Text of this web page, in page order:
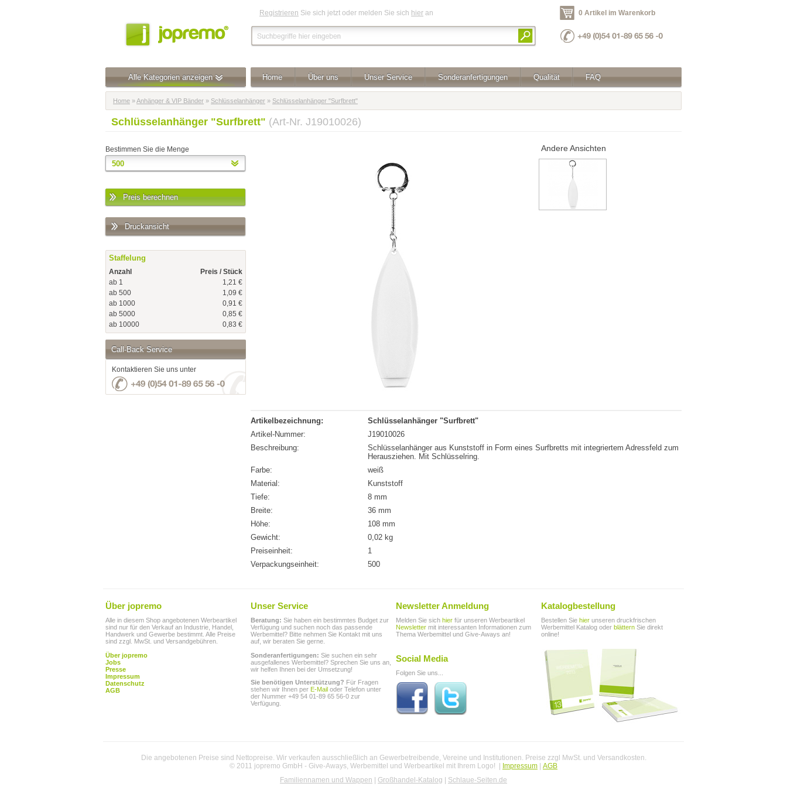
Registrieren Sie sich jetzt oder melden Sie sich hier an 0 Artikel im Warenkorb
Alle Kategorien anzeigen Home Über uns Unser Service Sonderanfertigungen Qualität FAQ
Home »Anhänger & VIP Bänder » Schlüsselanhänger » Schlüsselanhänger "Surfbrett"
Schlüsselanhänger "Surfbrett" (Art-Nr. J19010026)
Bestimmen Sie die Menge
Preis berechnen
Druckansicht
Staffelung
Anzahl
Preis / Stück
ab 1
1,21 €
ab 500
1,09 €
ab 1000
0,91 €
ab 5000
0,85 €
ab 10000
0,83 €
Call-Back Service
Kontaktieren Sie uns unter
Andere Ansichten
Artikelbezeichnung:
Schlüsselanhänger "Surfbrett"
Artikel-Nummer:
J19010026
Beschreibung:
Schlüsselanhänger aus Kunststoff in Form eines Surfbretts mit integriertem Adressfeld zum
Herausziehen. Mit Schlüsselring.
Farbe:
weiß
Material:
Kunststoff
Tiefe:
8 mm
Breite:
36 mm
Höhe:
108 mm
Gewicht:
0,02 kg
Preiseinheit:
1
Verpackungseinheit:
500
Über jopremo
Alle in diesem Shop angebotenen Werbeartikel
sind nur für den Verkauf an Industrie, Handel,
Handwerk und Gewerbe bestimmt. Alle Preise
sind zzgl. MwSt. und Versandgebühren.
Über jopremo
Jobs
Presse
Impressum
Datenschutz
AGB
Unser Service
Beratung: Sie haben ein bestimmtes Budget zur
Verfügung und suchen noch das passende
Werbemittel? Bitte nehmen Sie Kontakt mit uns
auf, wir beraten Sie gerne.
Sonderanfertigungen: Sie suchen ein sehr
ausgefallenes Werbemittel? Sprechen Sie uns an,
wir helfen Ihnen bei der Umsetzung!
Sie benötigen Unterstützung? Für Fragen
stehen wir Ihnen per E-Mail oder Telefon unter
der Nummer +49 54 01-89 65 56-0 zur
Verfügung.
Newsletter Anmeldung
Melden Sie sich hier für unseren Werbeartikel
Newsletter mit interessanten Informationen zum
Thema Werbemittel und Give-Aways an!
Social Media
Folgen Sie uns...
Katalogbestellung
Bestellen Sie hier unseren druckfrischen
Werbemittel Katalog oder blättern Sie direkt
online!
Die angebotenen Preise sind Nettopreise. Wir verkaufen ausschließlich an Gewerbetreibende, Vereine und Institutionen. Preise zzgl MwSt. und Versandkosten.
© 2011 jopremo GmbH - Give-Aways, Werbemittel und Werbeartikel mit Ihrem Logo! |
Impressum
AGB
Familiennamen und Wappen
Großhandel-Katalog Schlaue-Seiten.de